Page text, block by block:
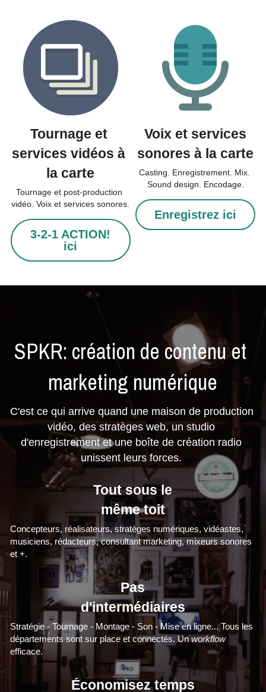
Tournage et
services vidéos à
la carte
Tournage et post-production
vidéo. Voix et services sonores.
3-2-1 ACTION!
ici
Voix et services
sonores à la carte
Casting. Enregistrement. Mix.
Sound design. Encodage.
Enregistrez ici
SPKR: création de contenu et
marketing numérique
C'est ce qui arrive quand une maison de production
vidéo, des stratèges web, un studio
d'enregistrement et une boîte de création radio
unissent leurs forces.
Tout sous le
même toit
Concepteurs, réalisateurs, stratèges numériques, vidéastes,
musiciens, rédacteurs, consultant marketing, mixeurs sonores
et +.
Pas
d'intermédiaires
Stratégie - Tournage - Montage - Son - Mise en ligne... Tous les
départements sont sur place et connectés. Un workflow
efficace.
Économisez temps